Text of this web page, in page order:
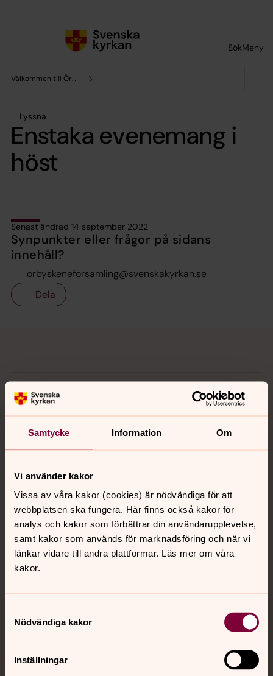
Samtycke Information Om
Vi använder kakor
Vissa av våra kakor (cookies) är nödvändiga för att
webbplatsen ska fungera. Här finns också kakor för
analys och kakor som förbättrar din användarupplevelse,
samt kakor som används för marknadsföring och när vi
länkar vidare till andra plattformar. Läs mer om våra
kakor.
Nödvändiga kakor
Inställningar
SökMeny
Välkommen till Örby-Skene församling
Lyssna
Enstaka evenemang i
höst
Senast ändrad 14 september 2022
Synpunkter eller frågor på sidans
innehåll?
orbyskeneforsamling@svenskakyrkan.se
Dela
Kontakt
Kalender
Hitta snabbt
Sociala kanaler
Jourhavande präst
Akut samtals- och krisstöd. Prata eller chatta anonymt
med en präst på kvällar och nätter.